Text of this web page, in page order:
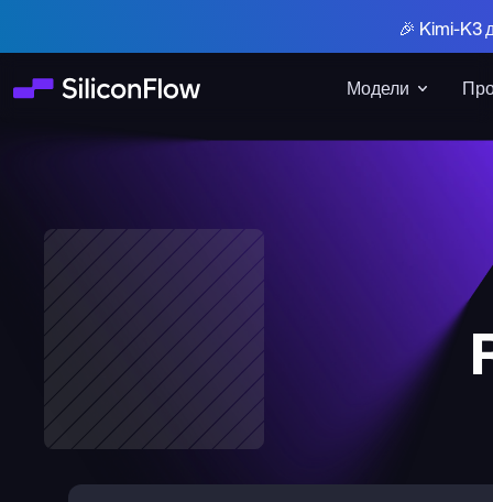
Модели
🎉 Kimi-K3